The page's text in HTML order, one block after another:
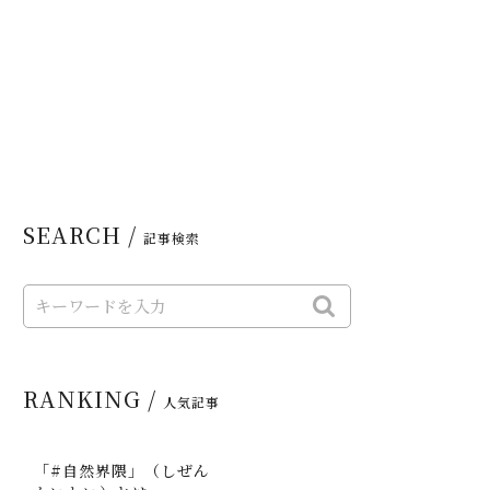
SEARCH / 記事検索
RANKING / 人気記事
「#自然界隈」（しぜん